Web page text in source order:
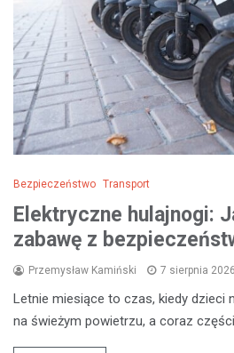
Bezpieczeństwo Transport
Elektryczne hulajnogi:
zabawę z
Przemysław Kamiński 7 sierpnia 2026
Letnie miesiące to czas, kiedy dzieci
na świeżym powietrzu, a coraz